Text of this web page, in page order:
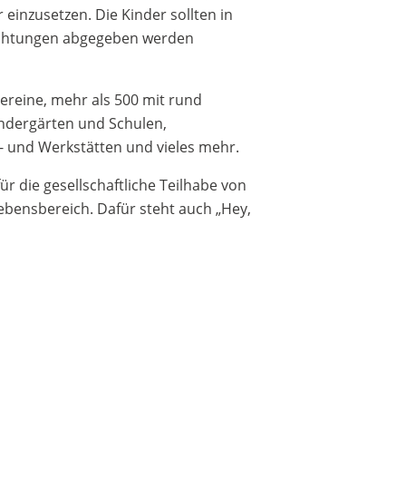
Die Kinder sollten in
abgegeben werden
mehr als 500 mit rund
und Schulen,
Werkstätten und vieles mehr.
die gesellschaftliche Teilhabe von
Dafür steht auch „Hey,